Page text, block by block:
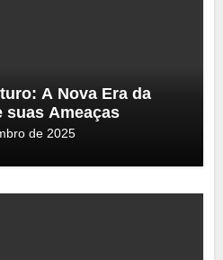
A Nova Era da
suas Ameaças
de 2025